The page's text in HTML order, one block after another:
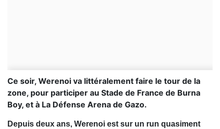
Ce soir, Werenoi va littéralement faire le tour de la
zone, pour participer au Stade de France de Burna
Boy, et à La Défense Arena de Gazo.
Depuis deux ans, Werenoi est sur un run quasiment